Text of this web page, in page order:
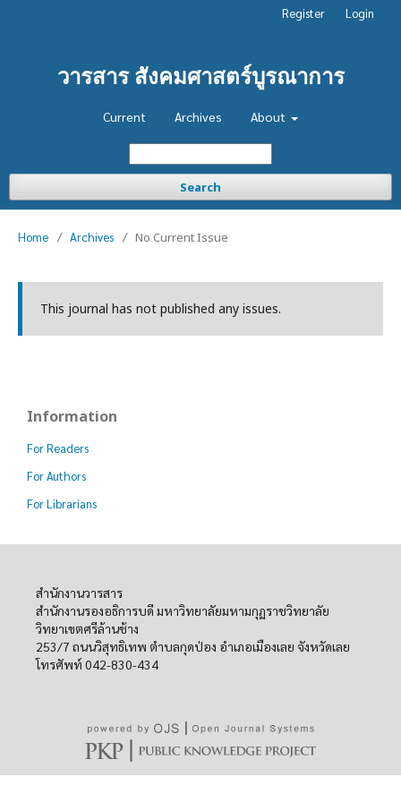
วารสาร สังคมศาสตร์บูรณาการ
Current Archives About
Search
Register Login
Home / Archives / No Current Issue
This journal has not published any issues.
Information
For Readers
For Authors
For Librarians
สำนักงานวารสาร
สำนักงานรองอธิการบดี มหาวิทยาลัยมหามกุฏราชวิทยาลัย
วิทยาเขตศรีล้านช้าง
253/7 ถนนวิสุทธิเทพ ตำบลกุดป่อง อำเภอเมืองเลย จังหวัดเลย
โทรศัพท์ 042-830-434